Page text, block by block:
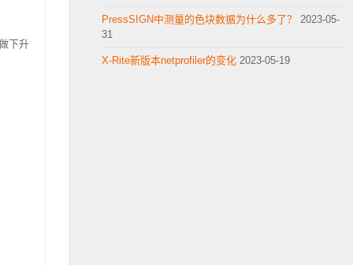
下升
PressSIGN中测量的色块数据为什么多了？
2023-05-
31
X-Rite新版本netprofiler的变化 2023-05-19